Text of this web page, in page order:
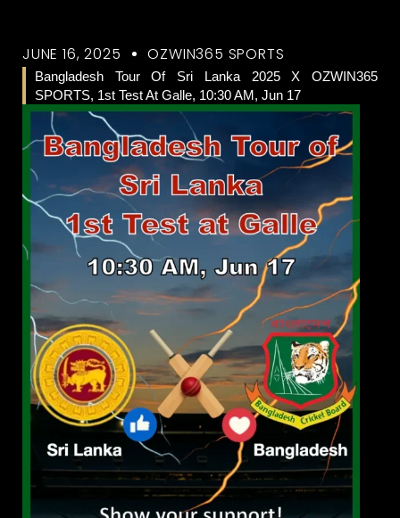
JUNE 16, 2025 OZWIN365 SPORTS
Bangladesh Tour Of Sri Lanka 2025 X OZWIN365
SPORTS, 1st Test At Galle, 10:30 AM, Jun 17